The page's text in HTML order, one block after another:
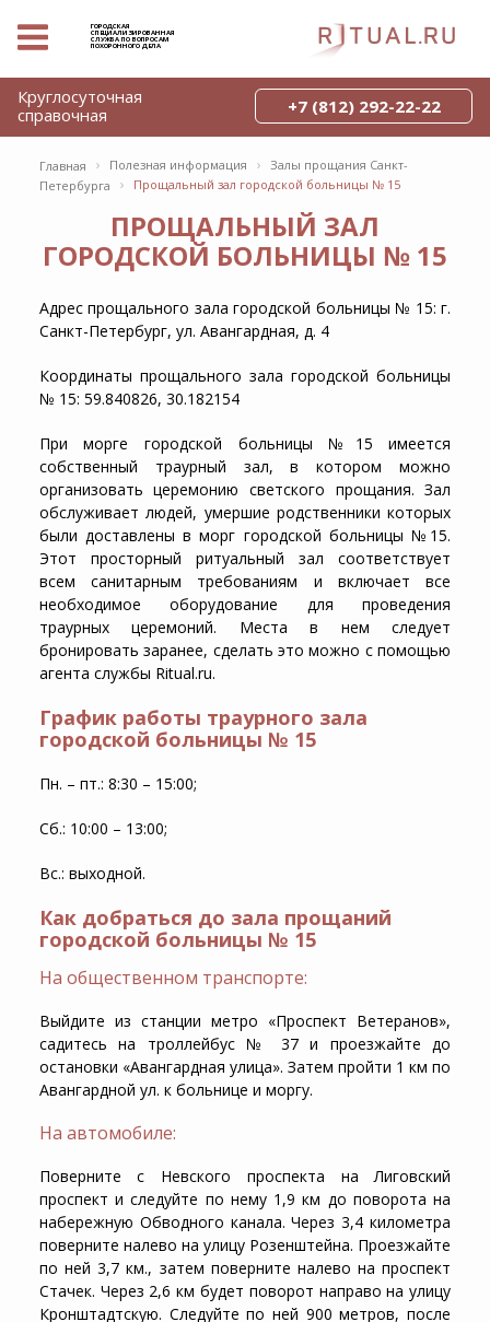
ГОРОДСКАЯ
СПЕЦИАЛИЗИРОВАННАЯ
СЛУЖБА ПО ВОПРОСАМ
ПОХОРОННОГО ДЕЛА
Главная › Полезная информация › Залы прощания Санкт-
Петербурга
› Прощальный зал городской больницы № 15
ПРОЩАЛЬНЫЙ ЗАЛ
ГОРОДСКОЙ БОЛЬНИЦЫ № 15
Адрес прощального зала городской больницы № 15: г.
Санкт-Петербург, ул. Авангардная, д. 4
Координаты прощального зала городской больницы
№ 15: 59.840826, 30.182154
При морге городской больницы №15 имеется
собственный траурный зал, в котором можно
организовать церемонию светского прощания. Зал
обслуживает людей, умершие родственники которых
были доставлены в морг городской больницы №15.
Этот просторный ритуальный зал соответствует
всем санитарным требованиям и включает все
необходимое оборудование для проведения
траурных церемоний. Места в нем следует
бронировать заранее, сделать это можно с помощью
агента службы Ritual.ru.
График работы траурного зала
городской больницы № 15
Пн. – пт.: 8:30 – 15:00;
Сб.: 10:00 – 13:00;
Вс.: выходной.
Как добраться до зала прощаний
городской больницы № 15
На общественном транспорте:
Выйдите из станции метро «Проспект Ветеранов»,
садитесь на троллейбус № 37 и проезжайте до
остановки «Авангардная улица». Затем пройти 1 км по
Авангардной ул. к больнице и моргу.
На автомобиле:
Поверните с Невского проспекта на Лиговский
проспект и следуйте по нему 1,9 км до поворота на
набережную Обводного канала. Через 3,4 километра
поверните налево на улицу Розенштейна. Проезжайте
по ней 3,7 км., затем поверните налево на проспект
Стачек. Через 2,6 км будет поворот направо на улицу
Кронштадтскую. Следуйте по ней 900 метров, после
Круглосуточная
справочная
+7 (812) 292-22-22